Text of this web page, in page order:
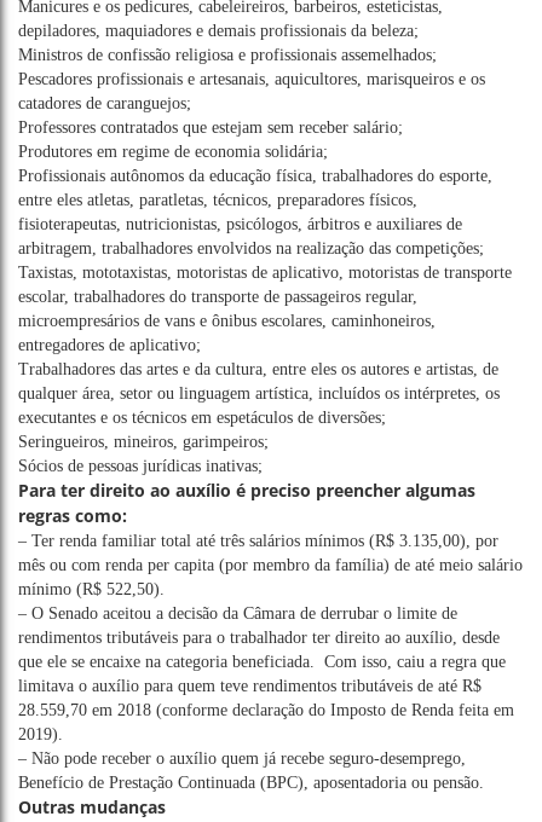
Manicures e os pedicures, cabeleireiros, barbeiros, esteticistas,
depiladores, maquiadores e demais profissionais da beleza;
Ministros de confissão religiosa e profissionais assemelhados;
Pescadores profissionais e artesanais, aquicultores, marisqueiros e os
catadores de caranguejos;
Professores contratados que estejam sem receber salário;
Produtores em regime de economia solidária;
Profissionais autônomos da educação física, trabalhadores do esporte,
entre eles atletas, paratletas, técnicos, preparadores físicos,
fisioterapeutas, nutricionistas, psicólogos, árbitros e auxiliares de
arbitragem, trabalhadores envolvidos na realização das competições;
Taxistas, mototaxistas, motoristas de aplicativo, motoristas de transporte
escolar, trabalhadores do transporte de passageiros regular,
microempresários de vans e ônibus escolares, caminhoneiros,
entregadores de aplicativo;
Trabalhadores das artes e da cultura, entre eles os autores e artistas, de
qualquer área, setor ou linguagem artística, incluídos os intérpretes, os
executantes e os técnicos em espetáculos de diversões;
Seringueiros, mineiros, garimpeiros;
Sócios de pessoas jurídicas inativas;
Para ter direito ao auxílio é preciso preencher algumas
regras como:
– Ter renda familiar total até três salários mínimos (R$ 3.135,00), por
mês ou com renda per capita (por membro da família) de até meio salário
mínimo (R$ 522,50).
– O Senado aceitou a decisão da Câmara de derrubar o limite de
rendimentos tributáveis para o trabalhador ter direito ao auxílio, desde
que ele se encaixe na categoria beneficiada. Com isso, caiu a regra que
limitava o auxílio para quem teve rendimentos tributáveis de até R$
28.559,70 em 2018 (conforme declaração do Imposto de Renda feita em
2019).
– Não pode receber o auxílio quem já recebe seguro-desemprego,
Benefício de Prestação Continuada (BPC), aposentadoria ou pensão.
Outras mudanças